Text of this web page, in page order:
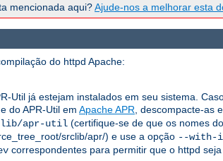
mencionada aqui?Ajude-nos a melhorar esta
do httpd Apache:
Util já estejam instalados em seu sistema.
do APR-Util em Apache APR , descompacte-as
apr-util (certifique-se de que os nomes
srclib/apr/) e use a opção --with-
correspondentes para permitir que o httpd